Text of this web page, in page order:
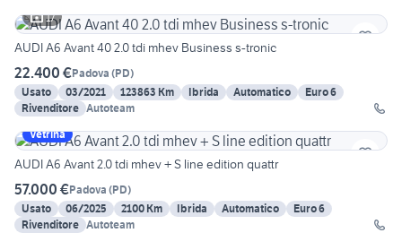
17
AUDI A6 Avant 40 2.0 tdi mhev Business s-tronic
22.400 €Padova (PD)
Usato
03/2021 123863 Km Ibrida Automatico
Euro 6
Rivenditore Autoteam
Vetrina
AUDI A6 Avant 2.0 tdi mhev + S line edition quattr
57.000 €Padova (PD)
Usato
06/2025 2100 Km Ibrida Automatico
Euro 6
Rivenditore Autoteam